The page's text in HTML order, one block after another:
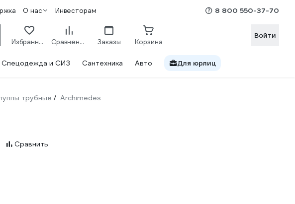
О нас Инвесторам 8 800 550-37-70
Избранное Сравнение Заказы Корзина
Войти
Спецодежда и СИЗ Сантехника Авто Для юрлиц
трубные / Archimedes
Сравнить